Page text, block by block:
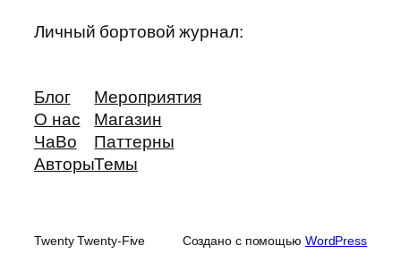
Личный бортовой журнал:
Блог
О нас
ЧаВо
Авторы
Мероприятия
Магазин
Паттерны
Темы
Twenty Twenty-Five Создано с помощью WordPress